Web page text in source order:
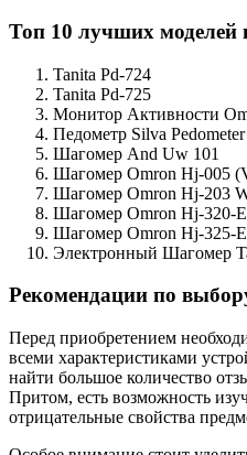
Топ 10 лучших моделей
Tanita Pd-724
Tanita Pd-725
Монитор Активности
Педометр Silva
Шагомер And Uw 101
Шагомер Omron Hj-005
Шагомер Omron Hj-203
Шагомер Omron Hj-320-
Шагомер Omron Hj-325-E
Электронный Шагомер
Рекомендации по
Перед приобретением
всеми характеристиками
найти большое количество
Притом, есть возможность
отрицательные свойства